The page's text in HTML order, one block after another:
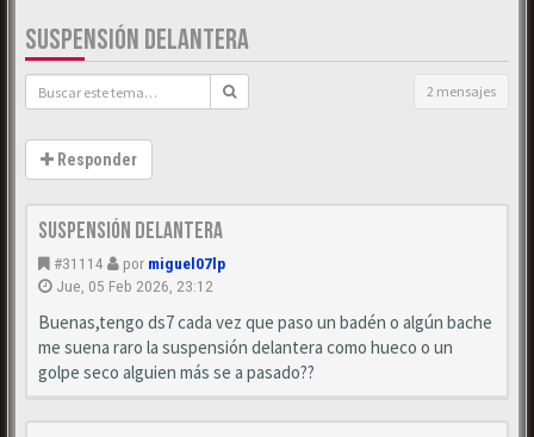
SUSPENSIÓN DELANTERA
2 mensajes
Responder
Suspensión delantera
#31114 por miguel07lp
Jue, 05 Feb 2026, 23:12
Buenas,tengo ds7 cada vez que paso un badén o algún bache
me suena raro la suspensión delantera como hueco o un
golpe seco alguien más se a pasado??